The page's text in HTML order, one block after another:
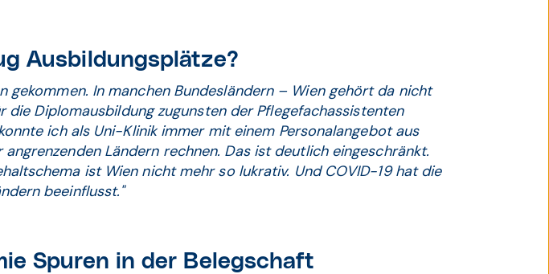
Ausbildungsplätze?
gekommen. In manchen Bundesländern – Wien gehört da nicht
die Diplomausbildung zugunsten der Pflegefachassistenten
ich als Uni-Klinik immer mit einem Personalangebot aus
Ländern rechnen. Das ist deutlich eingeschränkt.
ist Wien nicht mehr so lukrativ. Und COVID-19 hat die
beeinflusst."
Spuren in der Belegschaft